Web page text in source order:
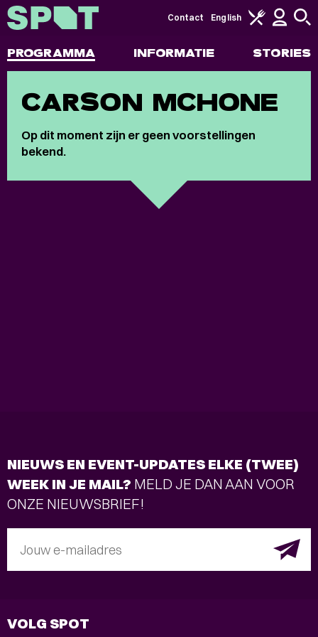
PROGRAMMA INFORMATIE STORIES
Contact English
CARSON MCHONE
Op dit moment zijn er geen voorstellingen
bekend.
NIEUWS EN EVENT-UPDATES ELKE (TWEE)
WEEK IN JE MAIL? MELD JE DAN AAN VOOR
ONZE NIEUWSBRIEF!
Jouw e-mailadres
VOLG SPOT